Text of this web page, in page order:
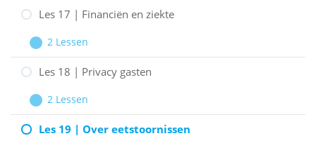
en
16
Invloed
van
geloof
Les 17 | Financiën en ziekte
Uitbreiden
Les
17
Financiën
en
2 Lessen
Les 18 | Privacy gasten
Uitbreiden
Les
18
2 Lessen
Les 19 | Over eetstoornissen